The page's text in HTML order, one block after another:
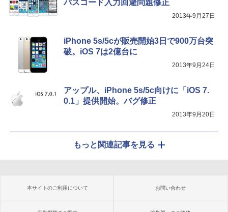
パスコード入力回避問題修正
2013年9月27日
iPhone 5s/5cが販売開始3日で900万台突
破。iOS 7は2億台に
2013年9月24日
アップル、iPhone 5s/5c向けに「iOS 7.
0.1」提供開始。バグ修正
2013年9月20日
もっと関連記事を見る
本サイトのご利用について お問い合わせ